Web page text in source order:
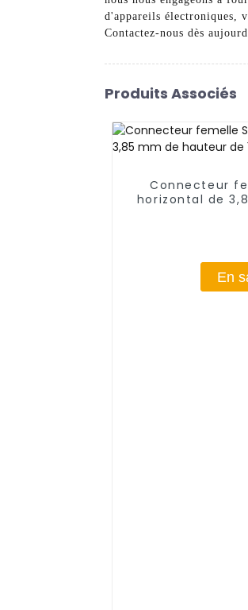
d'appareils électroniques,
Contactez-nous dès
Produits Associés
Connecteur
horizontal de
En